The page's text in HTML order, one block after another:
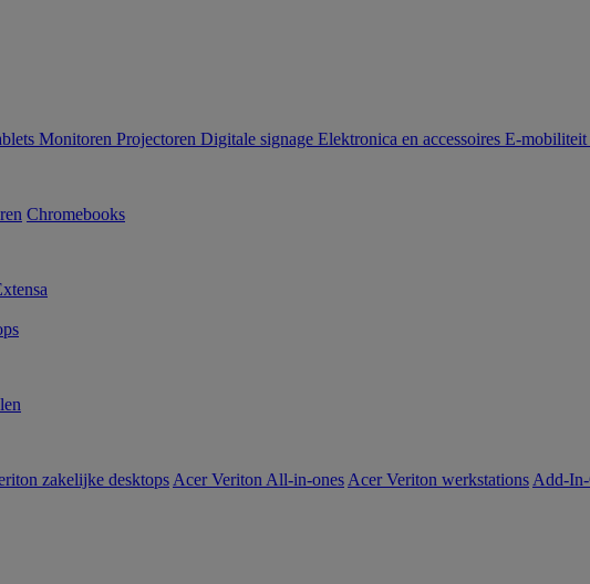
Monitoren Projectoren Digitale signage Elektronica en accessoires E-mobiliteit
Chromebooks
zakelijke desktops Acer Veriton All-in-ones Acer Veriton werkstations Add-